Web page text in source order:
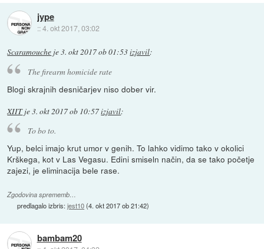
jype
::4. okt 2017, 03:02
Scaramouche je3. okt 2017 ob 01:53izjavil:
The firearm homicide rate
Blogi skrajnih desničarjev niso dober vir.
XIITje3. okt 2017 ob 10:57izjavil:
To bo to.
Yup, belci imajo krut umor v genih. To lahko vidimo tako v okolici
Krškega, kot v Las Vegasu. Edini smiseln način, da se tako početje
zajezi, je eliminacija bele rase.
Zgodovina sprememb…
predlagalo izbris:jest10(4. okt 2017 ob 21:42)
bambam20